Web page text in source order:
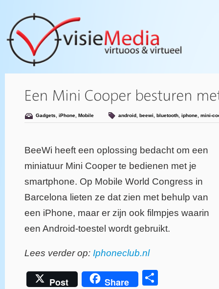
Gadgets, iPhone, Mobile android, beewi, bluetooth, iphone, mini-
BeeWi heeft een oplossing bedacht om een
miniatuur Mini Cooper te bedienen met je
smartphone. Op Mobile World Congress in
Barcelona lieten ze dat zien met behulp van
een iPhone, maar er zijn ook filmpjes waarin
een Android-toestel wordt gebruikt.
Lees verder op: Iphoneclub.nl
Post Share